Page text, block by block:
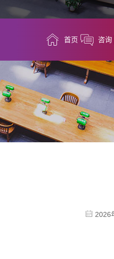
首页 咨询
2026